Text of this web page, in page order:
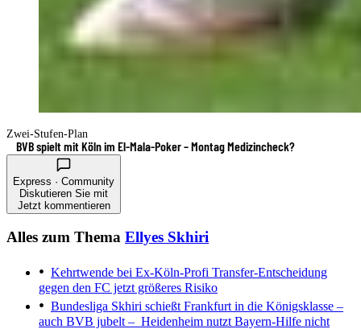
Zwei-Stufen-Plan
BVB spielt mit Köln im El-Mala-Poker – Montag Medizincheck?
Express · Community
Diskutieren Sie mit
Jetzt kommentieren
Alles zum Thema Ellyes Skhiri
Kehrtwende bei Ex-Köln-Profi Transfer-Entscheidung
gegen den FC jetzt größeres Risiko
Bundesliga Skhiri schießt Frankfurt in die Königsklasse –
auch BVB jubelt – Heidenheim nutzt Bayern-Hilfe nicht